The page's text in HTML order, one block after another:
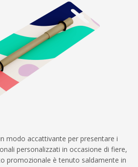
modo accattivante per presentare i
personalizzati in occasione di fiere,
promozionale è tenuto saldamente in